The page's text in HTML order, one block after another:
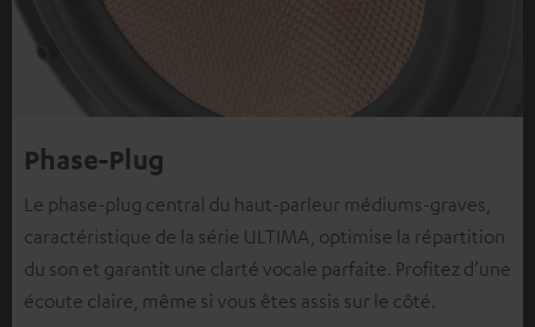
Phase-Plug
Le phase-plug central du haut-parleur médiums-graves,
caractéristique de la série ULTIMA, optimise la répartition
du son et garantit une clarté vocale parfaite. Profitez d’une
écoute claire, même si vous êtes assis sur le côté.